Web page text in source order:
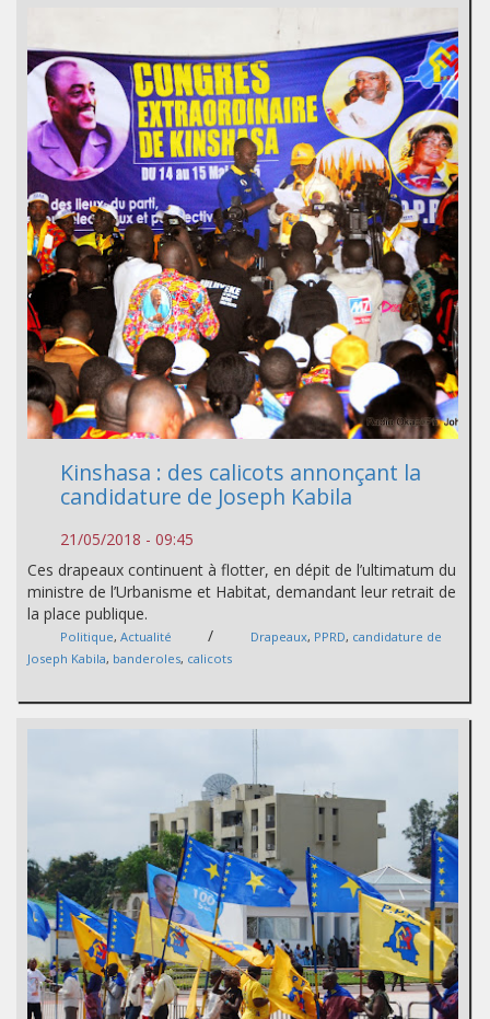
Kinshasa : des calicots annonçant la
candidature de Joseph Kabila
21/05/2018 - 09:45
Ces drapeaux continuent à flotter, en dépit de l’ultimatum du
ministre de l’Urbanisme et Habitat, demandant leur retrait de
la place publique.
Politique, Actualité / Drapeaux, PPRD, candidature de
Joseph Kabila, banderoles, calicots